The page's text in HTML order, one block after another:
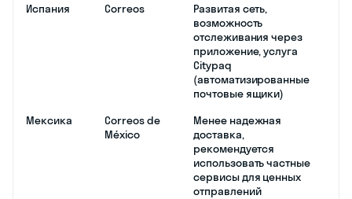
Испания Correos
Развитая сеть,
возможность
отслеживания через
приложение, услуга
Citypaq
(автоматизированные
почтовые ящики)
Мексика
Correos de
México
Менее надежная
доставка,
рекомендуется
использовать частные
сервисы для ценных
отправлений